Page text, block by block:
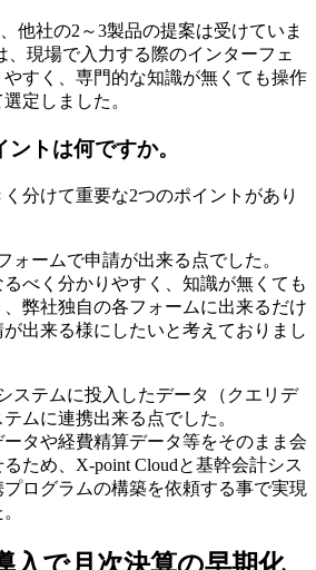
他社の2～3製品の提案は受けていま
、現場で入力する際のインターフェ
すく、専門的な知識が無くても操作
定しました。
トは何ですか。
分けて重要な2つのポイントがあり
ォームで申請が出来る点でした。
べく分かりやすく、知識が無くても
弊社独自の各フォームに出来るだけ
出来る様にしたいと考えておりまし
ステムに投入したデータ（クエリデ
ムに連携出来る点でした。
タや経費精算データ等をそのまま会
ため、X-point Cloudと基幹会計シス
ログラムの構築を依頼する事で実現
入で月次決算の早期化